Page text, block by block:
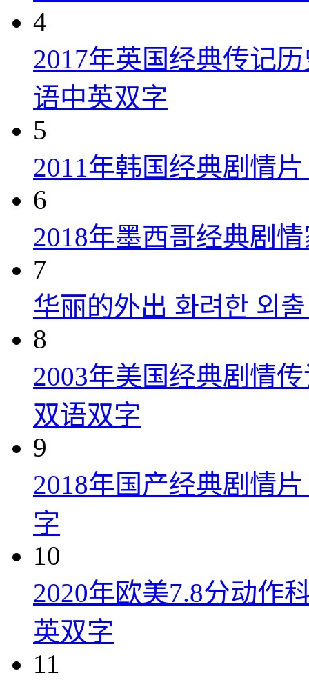
4
2017年英国经典传记
语中英双字
5
2011年韩国经典剧情
6
2018年墨西哥经典剧
7
华丽的外出 화려한 외
8
2003年美国经典剧情
双语双字
9
2018年国产经典剧情
字
10
2020年欧美7.8分动作
英双字
11